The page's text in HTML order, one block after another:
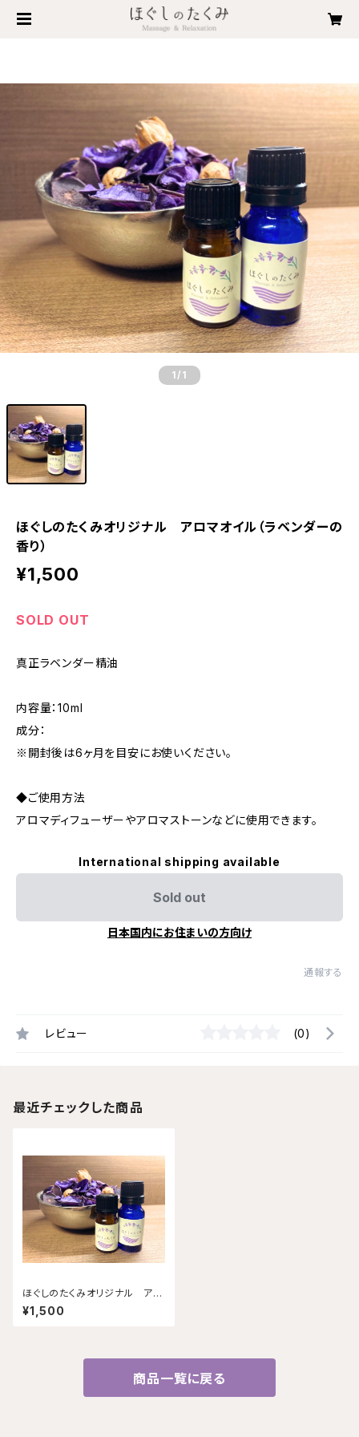
1 /1
ほぐしのたくみオリジナル アロマオイル（ラベンダーの
香り）
¥1,500
SOLD OUT
真正ラベンダー精油
内容量：10ml
成分：
※開封後は6ヶ月を目安にお使いください。
◆ご使用方法
アロマディフューザーやアロマストーンなどに使用できます。
International shipping available
Sold out
日本国内にお住まいの方向け
通報する
レビュー (0)
最近チェックした商品
ほぐしのたくみオリジナル アロ
マオイル（ラベンダーの香り）
¥1,500
商品一覧に戻る